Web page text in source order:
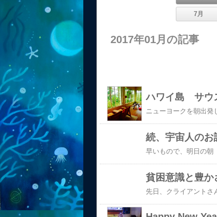
7月
2017年01月の記事
ハワイ島 サウ
続、宇宙人のお
貧困意識と豊か